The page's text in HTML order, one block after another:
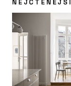
NEJČTENĚJŠÍ